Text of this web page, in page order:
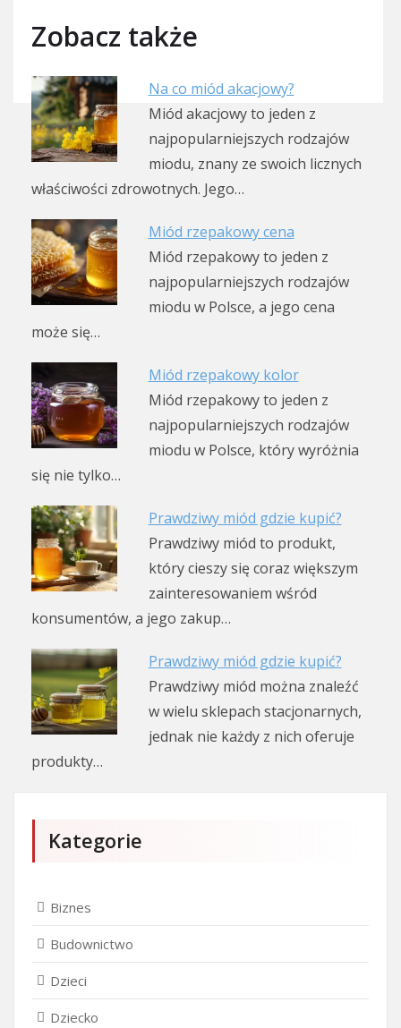
Zobacz także
Na co miód akacjowy?
Miód akacjowy to jeden z
najpopularniejszych rodzajów
miodu, znany ze swoich licznych
właściwości zdrowotnych. Jego…
Miód rzepakowy cena
Miód rzepakowy to jeden z
najpopularniejszych rodzajów
miodu w Polsce, a jego cena
może się…
Miód rzepakowy kolor
Miód rzepakowy to jeden z
najpopularniejszych rodzajów
miodu w Polsce, który wyróżnia
się nie tylko…
Prawdziwy miód gdzie kupić?
Prawdziwy miód to produkt,
który cieszy się coraz większym
zainteresowaniem wśród
konsumentów, a jego zakup…
Prawdziwy miód gdzie kupić?
Prawdziwy miód można znaleźć
w wielu sklepach stacjonarnych,
jednak nie każdy z nich oferuje
produkty…
Kategorie
Biznes
Budownictwo
Dzieci
Dziecko